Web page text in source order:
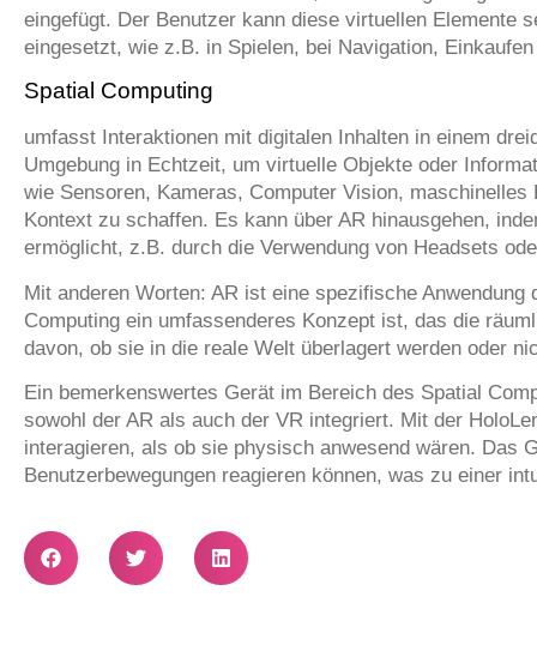
eingefügt. Der Benutzer kann diese virtuellen Elemente
eingesetzt, wie z.B. in Spielen, bei Navigation,
Spatial Computing
umfasst Interaktionen mit digitalen Inhalten in einem
Umgebung in Echtzeit, um virtuelle Objekte oder
wie Sensoren, Kameras, Computer Vision,
Kontext zu schaffen. Es kann über AR hinausgehen,
ermöglicht, z.B. durch die Verwendung von Headsets
Mit anderen Worten: AR ist eine spezifische
Computing ein umfassenderes Konzept ist, das die
davon, ob sie in die reale Welt überlagert werden oder
Ein bemerkenswertes Gerät im Bereich des Spatial
sowohl der AR als auch der VR integriert. Mit der
interagieren, als ob sie physisch anwesend wären. Das
Benutzerbewegungen reagieren können, was zu einer